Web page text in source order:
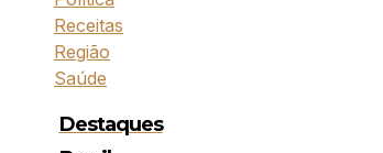
Receitas
Região
Saúde
Destaques